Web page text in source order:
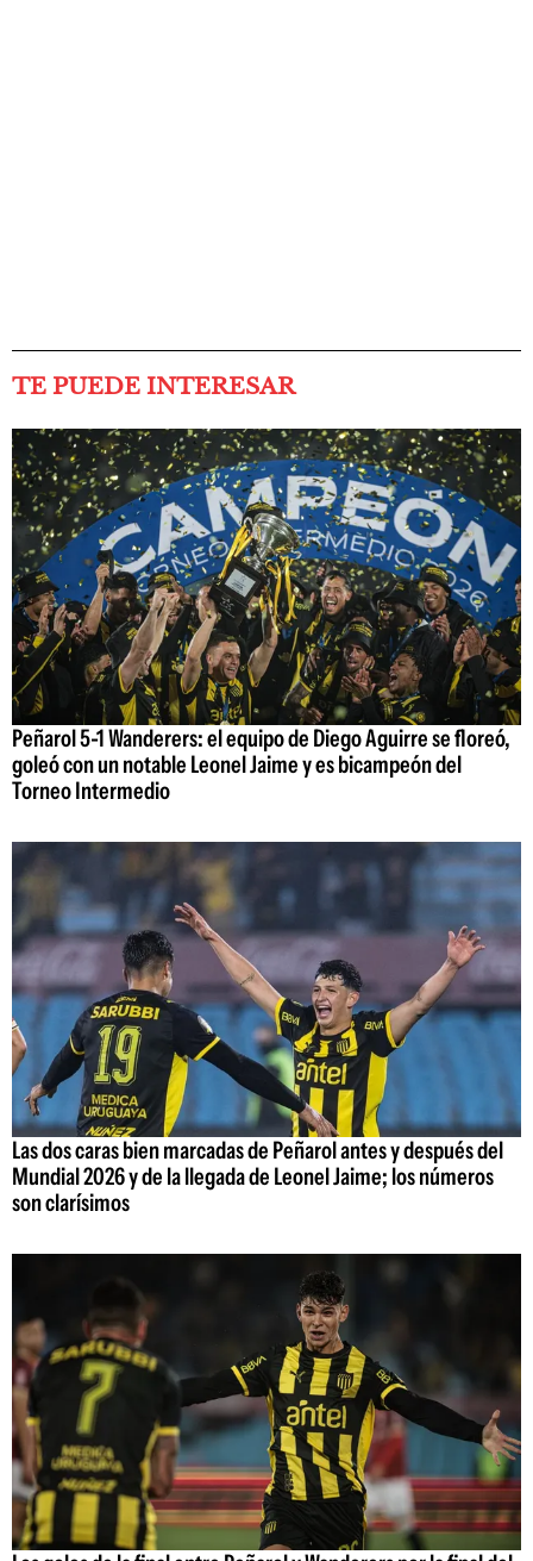
TE PUEDE INTERESAR
Peñarol 5-1 Wanderers: el equipo de Diego Aguirre se floreó,
goleó con un notable Leonel Jaime y es bicampeón del
Torneo Intermedio
Las dos caras bien marcadas de Peñarol antes y después del
Mundial 2026 y de la llegada de Leonel Jaime; los números
son clarísimos